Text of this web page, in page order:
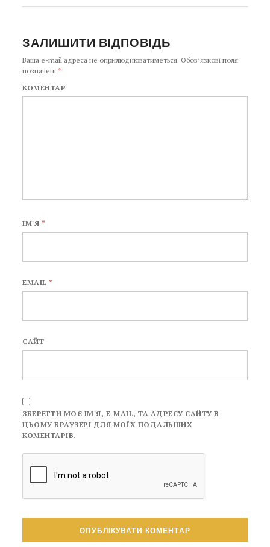
ЗАЛИШИТИ ВІДПОВІДЬ
Ваша e-mail адреса не оприлюднюватиметься. Обов’язкові поля
позначені*
КОМЕНТАР
ІМ'Я *
EMAIL*
САЙТ
ЗБЕРЕГТИ МОЄ ІМ'Я, E-MAIL, ТА АДРЕСУ САЙТУ В
ЦЬОМУ БРАУЗЕРІ ДЛЯ МОЇХ ПОДАЛЬШИХ
КОМЕНТАРІВ.